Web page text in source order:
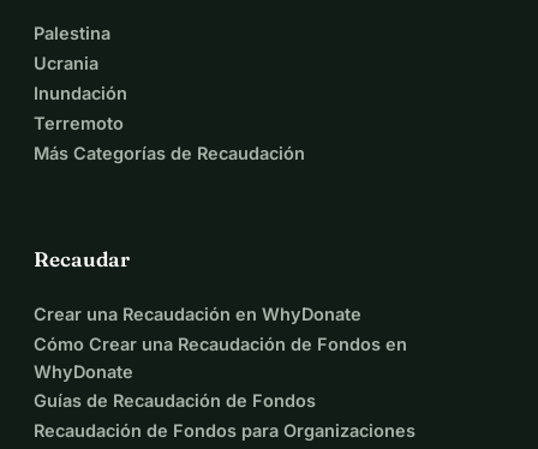
Palestina
Ucrania
Inundación
Terremoto
Más Categorías de Recaudación
Recaudar
Crear una Recaudación en WhyDonate
Cómo Crear una Recaudación de Fondos en
WhyDonate
Guías de Recaudación de Fondos
Recaudación de Fondos para Organizaciones